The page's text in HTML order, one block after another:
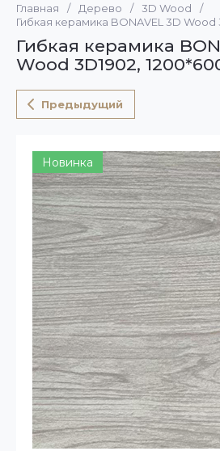
Главная / Дерево / 3D Wood
/
Гибкая керамика BONAVEL 3D Wood
Гибкая керамика
Wood 3D1902,
Предыдущий
Новинка